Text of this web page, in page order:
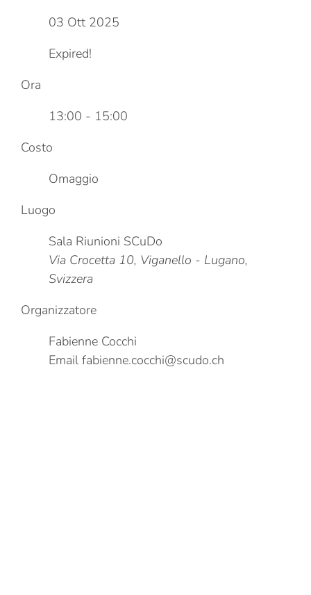
03 Ott 2025
Expired!
Ora
13:00 - 15:00
Costo
Omaggio
Luogo
Sala Riunioni SCuDo
Via Crocetta 10, Viganello - Lugano,
Svizzera
Organizzatore
Fabienne Cocchi
Email fabienne.cocchi@scudo.ch